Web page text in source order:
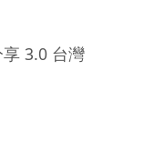
3.0 台灣